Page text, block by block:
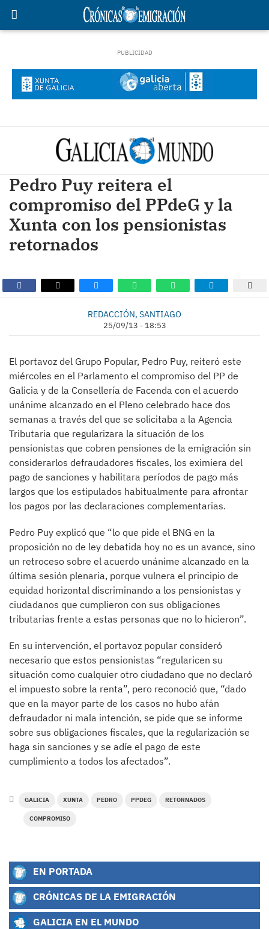
Pedro Puy reitera el
compromiso del PPdeG y la
Xunta con los pensionistas
retornados
REDACCIÓN, SANTIAGO
25/09/13 - 18:53
El portavoz del Grupo Popular, Pedro Puy, reiteró este
miércoles en el Parlamento el compromiso del PP de
Galicia y de la Consellería de Facenda con el acuerdo
unánime alcanzado en el Pleno celebrado hace dos
semanas a través del que se solicitaba a la Agencia
Tributaria que regularizara la situación de los
pensionistas que cobren pensiones de la emigración sin
considerarlos defraudadores fiscales, los eximiera del
pago de sanciones y habilitara períodos de pago más
largos que los estipulados habitualmente para afrontar
los pagos por las declaraciones complementarias.
Pedro Puy explicó que “lo que pide el BNG en la
proposición no de ley debatida hoy no es un avance, sino
un retroceso sobre el acuerdo unánime alcanzado en la
última sesión plenaria, porque vulnera el principio de
equidad horizontal discriminando a los pensionistas y
ciudadanos que cumplieron con sus obligaciones
tributarias frente a estas personas que no lo hicieron”.
En su intervención, el portavoz popular consideró
necesario que estos pensionistas “regularicen su
situación como cualquier otro ciudadano que no declaró
el impuesto sobre la renta”, pero reconoció que, “dado
que en la mayor parte de los casos no hubo afán
defraudador ni mala intención, se pide que se informe
sobre sus obligaciones fiscales, que la regularización se
haga sin sanciones y se adíe el pago de este
cumplimiento a todos los afectados”.
GALICIA XUNTA PEDRO PPDEG RETORNADOS
COMPROMISO
EN PORTADA
CRÓNICAS DE LA EMIGRACIÓN
GALICIA EN EL MUNDO